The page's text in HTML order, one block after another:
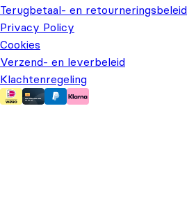
Terugbetaal- en retourneringsbeleid
Privacy Policy
Cookies
Verzend- en leverbeleid
Klachtenregeling